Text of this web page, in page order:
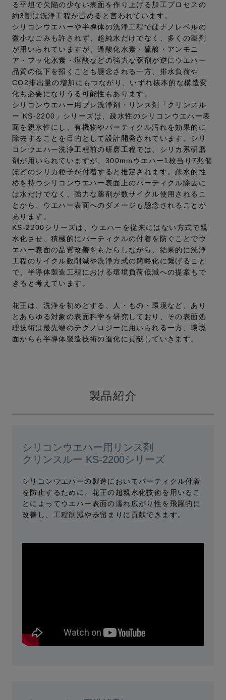
る平坦で欠陥の少ない表面を作り上げる加工プロセスの
約3割は洗浄工程が占めると言われています。
シリコンウエハーや半導体の洗浄工程ではナノレベルの
微小なごみも許されず、超純水だけでなく、多くの薬剤
が用いられていますが、過酸化水素・硫酸・アンモニ
ア・フッ化水素・塩酸などの強力な薬剤が逆にウエハー
品質の低下を招くことも懸念される一方、排水負荷や
CO2排出量の増加にもつながり、いずれ抜本的な構造変
化も必要になりうる可能性もあります。
シリコンウエハー用プレ洗浄剤・リンス剤「クリンスル
ー KS-2200」シリーズは、疎水性のシリコンウエハー表
面を親水性にし、有機物やパーティクル汚れを効果的に
除去することを目的として設計開発されています。シリ
コンウエハー洗浄工程前の研磨工程では、シリカ系研磨
剤が用いられていますが、300mmウエハー1枚当り7兆個
ほどのシリカ粒子が付着すると推定されます。疎水的性
格を持つシリコンウエハー表面上のパーティクル除去に
は水だけでなく、強力な薬剤が数サイクル使用されるこ
とから、ウエハー表面へのダメージも懸念されることが
あります。
KS-2200シリーズは、ウエハーを従来にはない方式で親
水化させ、積極的にパーティクルの付着を防ぐことでウ
エハー表面の品質改善をもたらしながら、結果的に洗浄
工程のサイクル数削減や洗浄方式の簡略化に繋げること
で、半導体製造工程における環境負荷低減への提案もで
きると考えています。
花王は、洗浄を初めとする、人・もの・環境など、あり
とあらゆる対象の表面科学を研究しており、その表面処
理技術は最先端のテクノロジーに用いられる一方、環境
面からも半導体製造技術の進化に貢献していきます。
製品紹介
シリコンウエハー用リンス剤
クリンスルー KS-2200シリーズ
シリコンウエハーの製造においてパーティクル付着
を防止するために、花王の超親水化技術を用いるこ
とによってウエハー表面の濡れ広がり性を飛躍的に
改善し、工程削減や歩留まりに貢献できます。